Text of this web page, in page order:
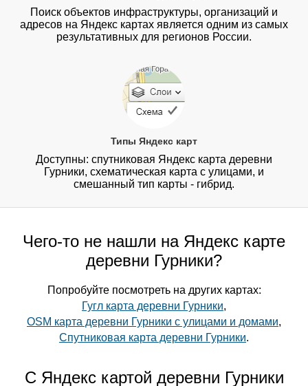
Поиск объектов инфраструктуры, организаций и
адресов на Яндекс картах является одним из самых
результативных для регионов России.
Типы Яндекс карт
Доступны: спутниковая Яндекс карта деревни
Гурники, схематическая карта с улицами, и
смешанный тип карты - гибрид.
Чего-то не нашли на Яндекс карте
деревни Гурники?
Попробуйте посмотреть на других картах:
Гугл карта деревни Гурники,
OSM карта деревни Гурники с улицами и домами,
Спутниковая карта деревни Гурники.
С Яндекс картой деревни Гурники